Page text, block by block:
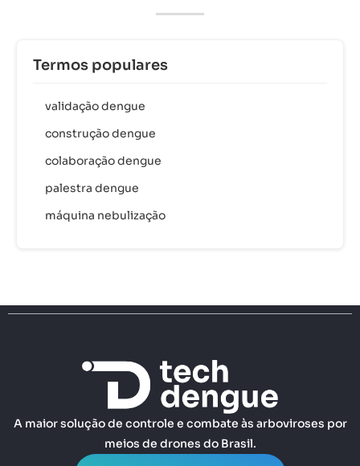
Termos populares
validação dengue
construção dengue
colaboração dengue
palestra dengue
máquina nebulização
A maior solução de controle e combate às arboviroses por
meios de drones do Brasil.